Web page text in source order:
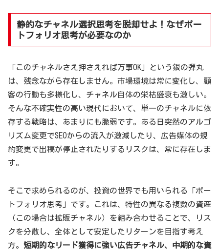
静的なチャネル選択思考を脱却せよ！なぜポー
トフォリオ思考が必要なのか
「このチャネルさえ押さえれば万事OK」という銀の弾丸
は、残念ながら存在しません。市場環境は常に変化し、顧
客の行動も多様化し、チャネル自体の栄枯盛衰も激しい。
そんな不確実性の高い現代において、単一のチャネルに依
存する戦略は、あまりにも脆弱です。ある日突然のアルゴ
リズム変更でSEOからの流入が激減したり、広告媒体の規
約変更で出稿が停止されたりするリスクは、常に存在しま
す。
そこで求められるのが、投資の世界でも用いられる「ポー
トフォリオ思考」です。これは、特性の異なる複数の資産
（この場合は拡販チャネル）を組み合わせることで、リス
クを分散し、全体として安定したリターンを目指す考え
方。 短期的なリード獲得に強い広告チャネル、中期的な資